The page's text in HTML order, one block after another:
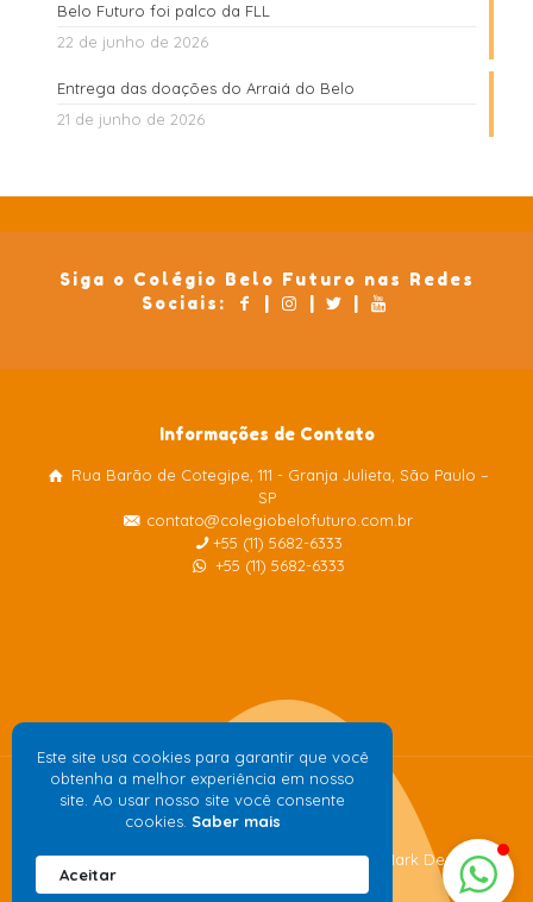
Belo Futuro foi palco da FLL
22 de junho de 2026
Entrega das doações do Arraiá do Belo
21 de junho de 2026
Siga o Colégio Belo Futuro nas Redes
Sociais:
| | |
Informações de Contato
Rua Barão de Cotegipe, 111 - Granja Julieta, São Paulo –
SP
contato@colegiobelofuturo.com.br
+55 (11) 5682-6333
+55 (11) 5682-6333
Este site usa cookies para garantir que você
obtenha a melhor experiência em nosso
site. Ao usar nosso site você consente
cookies. Saber mais
Aceitar
Desenvolvido pelaagência de publicidade Mark Design
Colégio Belo Futuro
Internacional